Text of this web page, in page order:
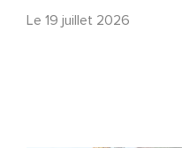
Le 19 juillet 2026